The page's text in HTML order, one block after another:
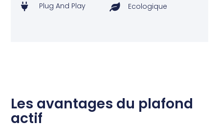
Plug And Play
Ecologique
Les avantages du plafond
actif